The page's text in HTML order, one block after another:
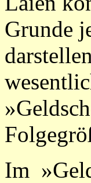
Grunde
Im